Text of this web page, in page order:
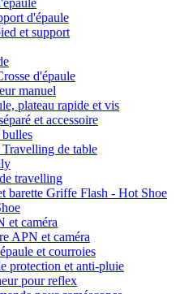
d'épaule
et support
d'épaule
manuel
plateau rapide et vis
et accessoire
de table
travelling
barette Griffe Flash - Hot Shoe
et caméra
APN et caméra
et courroies
protection et anti-pluie
pour reflex